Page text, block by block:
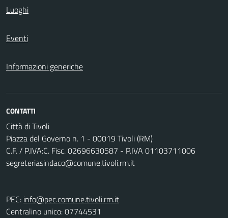
Luoghi
Eventi
Informazioni generiche
CONTATTI
Città di Tivoli
Piazza del Governo n. 1 - 00019 Tivoli (RM)
C.F. / P.IVA:C. Fisc. 02696630587 - P.IVA 01103711006
segreteriasindaco@comune.tivoli.rm.it
PEC: info@pec.comune.tivoli.rm.it
Centralino unico: 07744531